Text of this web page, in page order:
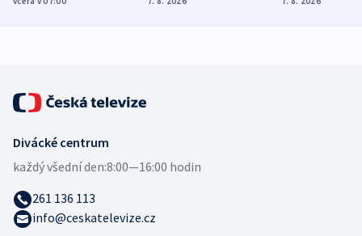
Divácké centrum
každý všední den:8:00—16:00 hodin
261 136 113
info@ceskatelevize.cz